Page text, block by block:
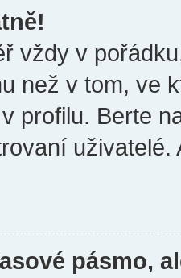
vždy v
než v tom, ve
profilu. Berte
pásmo,